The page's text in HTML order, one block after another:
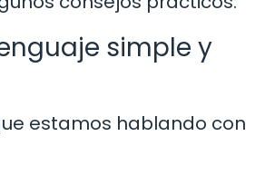
simple y
estamos hablando con